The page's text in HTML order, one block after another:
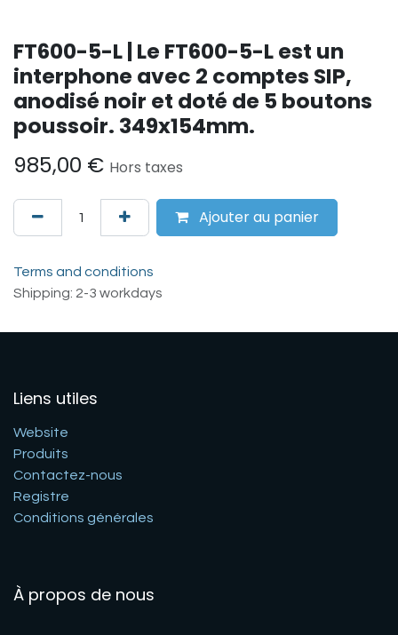
FT600-5-L | Le FT600-5-L est un
interphone avec 2 comptes SIP,
anodisé noir et doté de 5 boutons
poussoir. 349x154mm.
985,00 € Hors taxes
Ajouter au panier
Terms and conditions
Shipping: 2-3 workdays
Liens utiles
Website
Produits
Contactez-nous
Registre
Conditions générales
À propos de nous